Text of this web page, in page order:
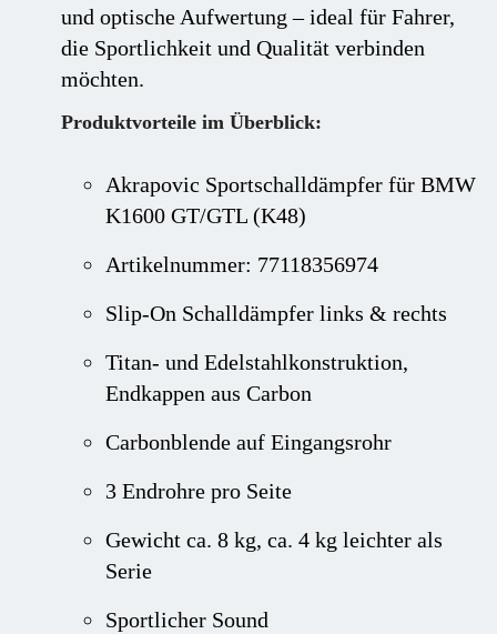
und optische Aufwertung – ideal für Fahrer,
die Sportlichkeit und Qualität verbinden
möchten.
Produktvorteile im Überblick:
Akrapovic Sportschalldämpfer für BMW
K1600 GT/GTL (K48)
Artikelnummer: 77118356974
Slip-On Schalldämpfer links & rechts
Titan- und Edelstahlkonstruktion,
Endkappen aus Carbon
Carbonblende auf Eingangsrohr
3 Endrohre pro Seite
Gewicht ca. 8 kg, ca. 4 kg leichter als
Serie
Sportlicher Sound